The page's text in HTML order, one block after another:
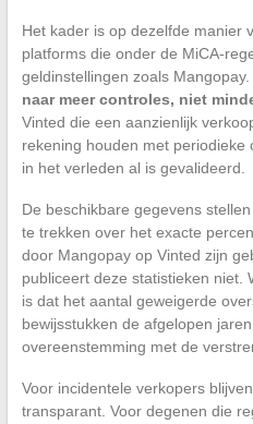
Het kader is op dezelfde manier
platforms die onder de MiCA-
geldinstellingen zoals Mangopay.
naar meer controles, niet
Vinted die een aanzienlijk
rekening houden met
in het verleden al is gevalideerd.
De beschikbare gegevens
te trekken over het exacte
door Mangopay op Vinted zijn
publiceert deze statistieken niet.
is dat het aantal geweigerde
bewijsstukken de afgelopen
overeenstemming met de
Voor incidentele verkopers
transparant. Voor degenen die